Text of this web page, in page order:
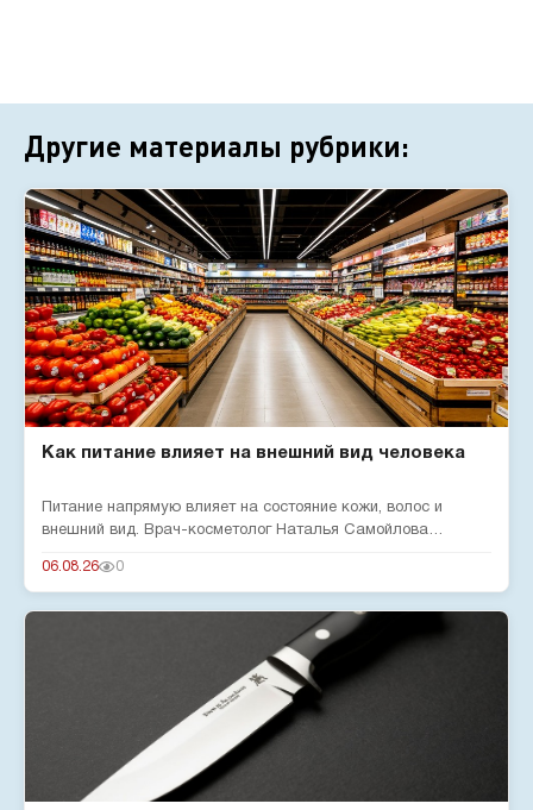
Другие материалы рубрики:
Как питание влияет на внешний вид человека
Питание напрямую влияет на состояние кожи, волос и
внешний вид. Врач-косметолог Наталья Самойлова
06.08.26 0